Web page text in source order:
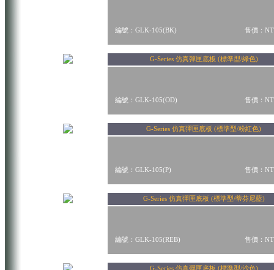
編號：GLK-105(BK) 售價：
G-Series 仿真彈匣底板 (標準型/綠色)
編號：GLK-105(OD) 售價：
G-Series 仿真彈匣底板 (標準型/粉紅色)
編號：GLK-105(P) 售價：
G-Series 仿真彈匣底板 (標準型/蒂芬尼藍)
編號：GLK-105(REB) 售價：
G-Series 仿真彈匣底板 (標準型/沙色)